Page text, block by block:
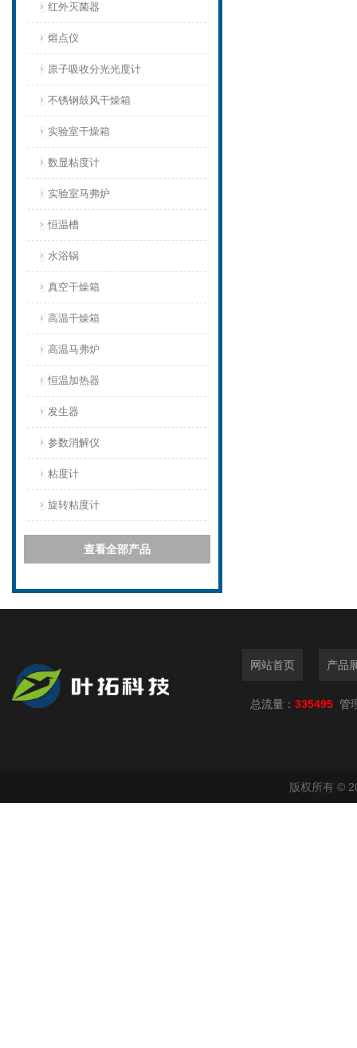
红外灭菌器
熔点仪
原子吸收分光光度计
不锈钢鼓风干燥箱
实验室干燥箱
数显粘度计
实验室马弗炉
恒温槽
水浴锅
真空干燥箱
高温干燥箱
高温马弗炉
恒温加热器
发生器
参数消解仪
粘度计
旋转粘度计
查看全部产品
网站首页 产品
总流量： 335495 管
版权所有 ©